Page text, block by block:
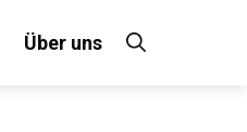
Über uns